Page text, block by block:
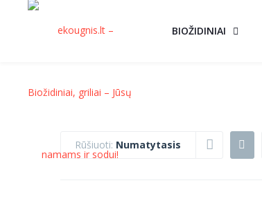
BIOŽIDINIAI
Rūšiuoti: Numatytasis